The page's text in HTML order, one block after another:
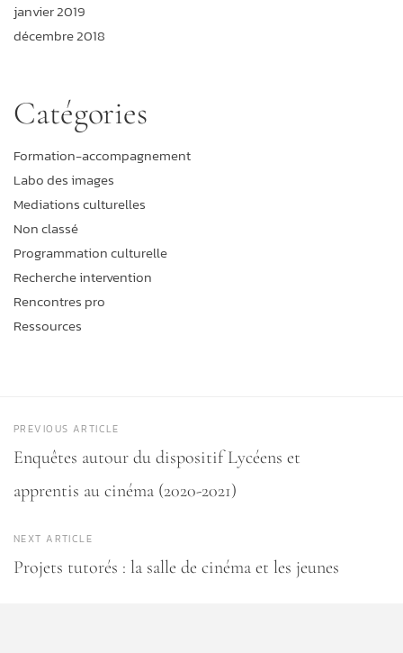
janvier 2019
décembre 2018
Catégories
Formation-accompagnement
Labo des images
Mediations culturelles
Non classé
Programmation culturelle
Recherche intervention
Rencontres pro
Ressources
PREVIOUS ARTICLE
Enquêtes autour du dispositif Lycéens et
apprentis au cinéma (2020-2021)
NEXT ARTICLE
Projets tutorés : la salle de cinéma et les jeunes